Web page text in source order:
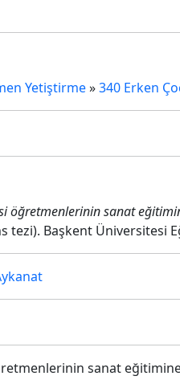
Yetiştirme»340 Erken
öğretmenlerinin sanat
tezi). Başkent Üniversitesi
sanat